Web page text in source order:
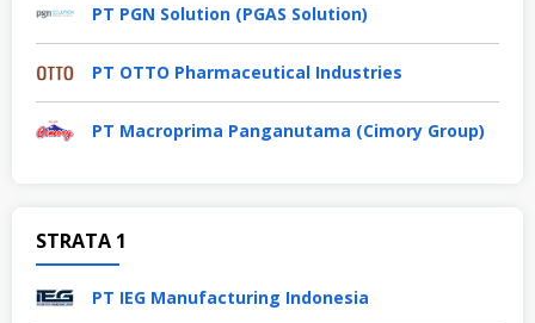
PT PGN Solution (PGAS Solution)
PT OTTO Pharmaceutical Industries
PT Macroprima Panganutama (Cimory Group)
STRATA 1
PT IEG Manufacturing Indonesia